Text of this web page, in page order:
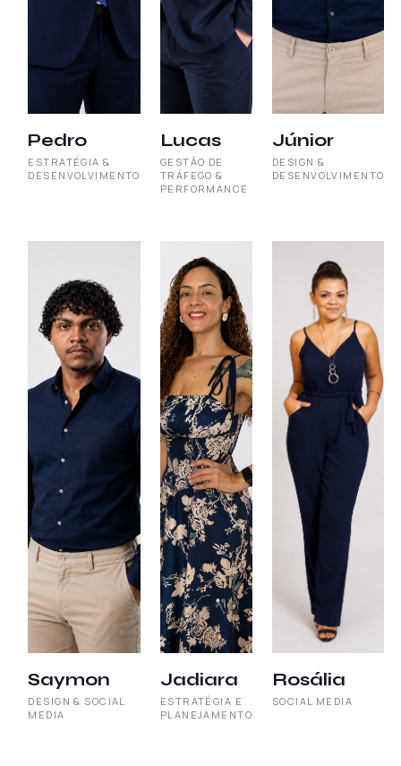
Pedro
ESTRATÉGIA &
DESENVOLVIMENTO
Lucas
GESTÃO DE
TRÁFEGO &
PERFORMANCE
Júnior
DESIGN &
DESENVOLVIMENTO
Saymon
DESIGN & SOCIAL
MEDIA
Jadiara
ESTRATÉGIA E
PLANEJAMENTO
Rosália
SOCIAL MEDIA